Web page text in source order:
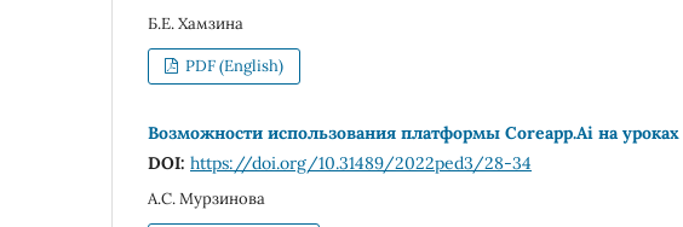
Б.Е. Хамзина
PDF (English)
Возможности использования платформы Coreapp.Ai на
DOI: https://doi.org/10.31489/2022ped3/28-34
А.С. Мурзинова